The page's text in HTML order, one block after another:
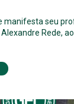
manifesta seu
Rede,